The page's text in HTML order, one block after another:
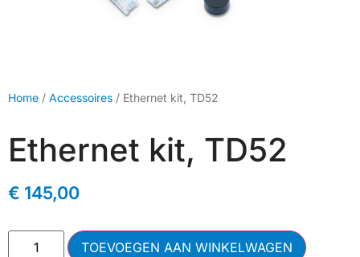
Home / Accessoires / Ethernet kit, TD52
Ethernet kit, TD52
€ 145,00
TOEVOEGEN AAN WINKELWAGEN